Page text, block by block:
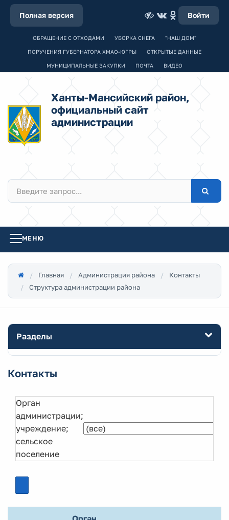
Полная версия Войти
ОБРАЩЕНИЕ С ОТХОДАМИ УБОРКА СНЕГА "НАШ ДОМ"
ПОРУЧЕНИЯ ГУБЕРНАТОРА ХМАО-ЮГРЫ ОТКРЫТЫЕ ДАННЫЕ
МУНИЦИПАЛЬНЫЕ ЗАКУПКИ ПОЧТА ВИДЕО
Ханты-Мансийский район,
официальный сайт
администрации
МЕНЮ
Главная Администрация района
Контакты
Структура администрации района
Разделы
Контакты
Орган
администрации;
учреждение;
сельское
поселение